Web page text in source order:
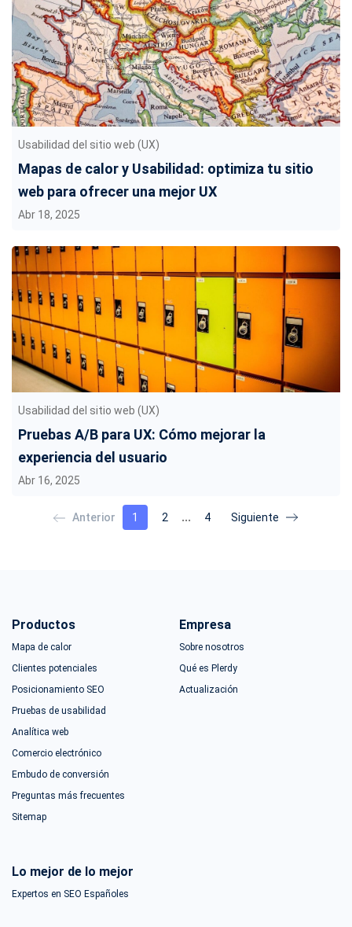
Usabilidad del sitio web (UX)
Mapas de calor y Usabilidad: optimiza tu sitio
web para ofrecer una mejor UX
Abr 18, 2025
Usabilidad del sitio web (UX)
Pruebas A/B para UX: Cómo mejorar la
experiencia del usuario
Abr 16, 2025
1 2 … 4
Productos
Mapa de calor
Clientes potenciales
Posicionamiento SEO
Pruebas de usabilidad
Analítica web
Comercio electrónico
Embudo de conversión
Preguntas más frecuentes
Sitemap
Empresa
Sobre nosotros
Qué es Plerdy
Actualización
Lo mejor de lo mejor
Expertos en SEO Españoles